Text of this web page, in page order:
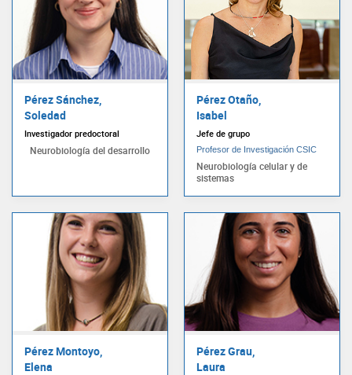
Pérez Sánchez,
Soledad
Investigador predoctoral
Neurobiología del desarrollo
Pérez Otaño,
Isabel
Jefe de grupo
Profesor de Investigación CSIC
Neurobiología celular y de
sistemas
Pérez Montoyo,
Elena
Pérez Grau,
Laura